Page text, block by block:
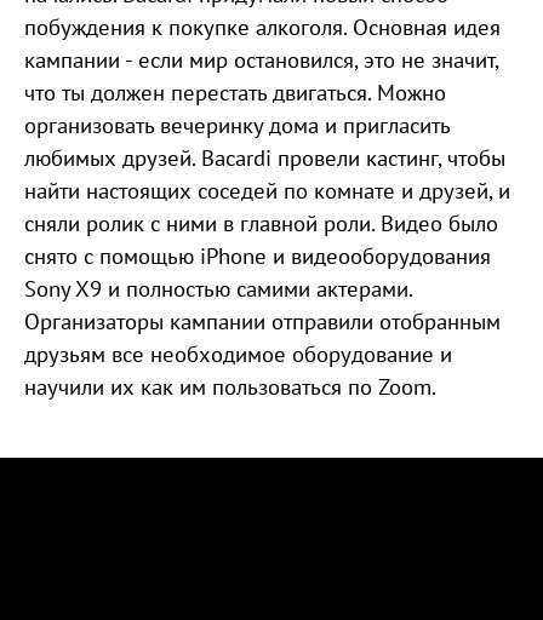
побуждения к покупке алкоголя. Основная идея
кампании - если мир остановился, это не значит,
что ты должен перестать двигаться. Можно
организовать вечеринку дома и пригласить
любимых друзей. Bacardi провели кастинг, чтобы
найти настоящих соседей по комнате и друзей, и
сняли ролик с ними в главной роли. Видео было
снято с помощью iPhone и видеооборудования
Sony X9 и полностью самими актерами.
Организаторы кампании отправили отобранным
друзьям все необходимое оборудование и
научили их как им пользоваться по Zoom.